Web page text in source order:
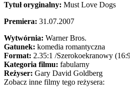
Tytuł oryginalny: Must Love Dogs
Premiera: 31.07.2007
Wytwórnia: Warner Bros.
Gatunek: komedia romantyczna
Format: 2.35:1 /Szerokoekranowy
Kategoria filmu: fabularny
Reżyser: Gary David Goldberg
Zobacz inne filmy tego reżysera: